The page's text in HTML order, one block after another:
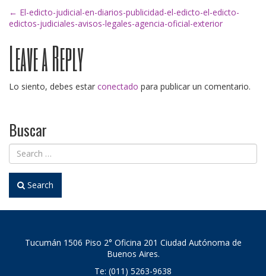
Post
navigation
← El-edicto-judicial-en-diarios-publicidad-el-edicto-el-edicto-
edictos-judiciales-avisos-legales-agencia-oficial-exterior
Leave a Reply
Lo siento, debes estar conectado para publicar un comentario.
Buscar
Search
Tucumán 1506 Piso 2° Oficina 201 Ciudad Autónoma de
Buenos Aires.
Te: (011) 5263-9638